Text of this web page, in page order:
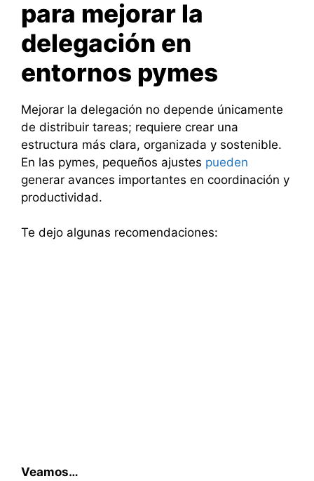
para mejorar la
delegación en
entornos pymes
Mejorar la delegación no depende únicamente
de distribuir tareas; requiere crear una
estructura más clara, organizada y sostenible.
En las pymes, pequeños ajustes pueden
generar avances importantes en coordinación y
productividad.
Te dejo algunas recomendaciones:
Veamos…